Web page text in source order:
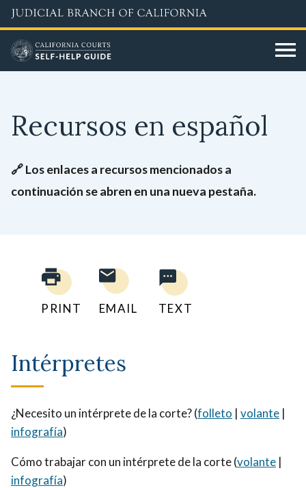
Skip
to
main
content
Recursos en español
🔗 Los enlaces a recursos mencionados a
continuación se abren en una nueva pestaña.
PRINT EMAIL TEXT
Intérpretes
¿Necesito un intérprete de la corte? (folleto | volante |
infografía)
Cómo trabajar con un intérprete de la corte (volante |
infografía)